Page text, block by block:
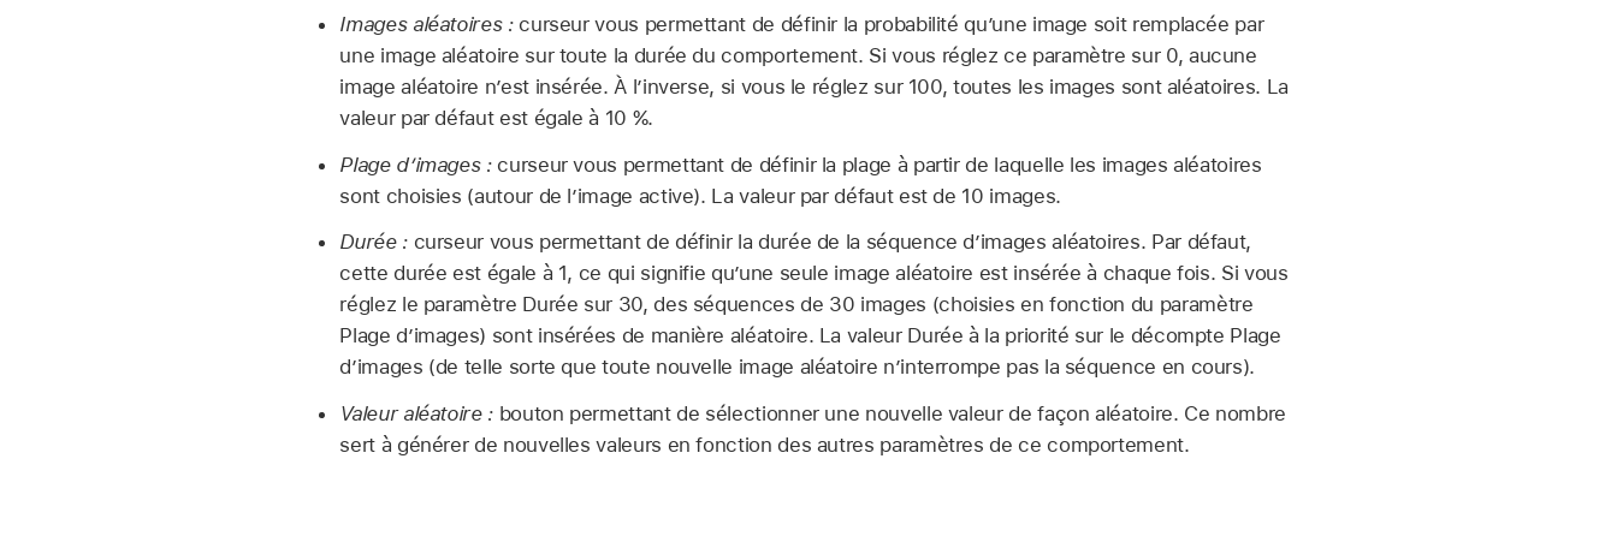
Images aléatoires :curseur vous permettant de définir la probabilité qu’une image soit remplacée par
une image aléatoire sur toute la durée du comportement. Si vous réglez ce paramètre sur 0, aucune
image aléatoire n’est insérée. À l’inverse, si vous le réglez sur 100, toutes les images sont aléatoires. La
valeur par défaut est égale à 10 %.
Plage d’images :curseur vous permettant de définir la plage à partir de laquelle les images aléatoires
sont choisies (autour de l’image active). La valeur par défaut est de 10 images.
Durée :curseur vous permettant de définir la durée de la séquence d’images aléatoires. Par défaut,
cette durée est égale à 1, ce qui signifie qu’une seule image aléatoire est insérée à chaque fois. Si vous
réglez le paramètre Durée sur 30, des séquences de 30 images (choisies en fonction du paramètre
Plage d’images) sont insérées de manière aléatoire. La valeur Durée à la priorité sur le décompte Plage
d’images (de telle sorte que toute nouvelle image aléatoire n’interrompe pas la séquence en cours).
Valeur aléatoire :bouton permettant de sélectionner une nouvelle valeur de façon aléatoire. Ce nombre
sert à générer de nouvelles valeurs en fonction des autres paramètres de ce comportement.